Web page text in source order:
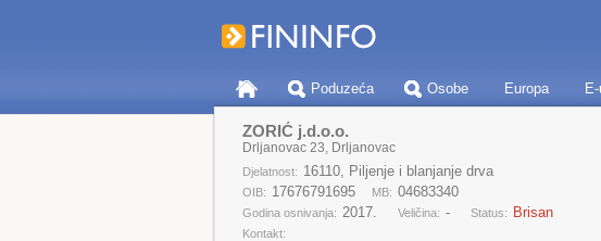
Poduzeća Osobe Europa
ZORIĆ j.d.o.o.
Drljanovac 23, Drljanovac
Djelatnost: 16110, Piljenje i blanjanje drva
OIB: 17676791695 MB: 04683340
Godina osnivanja: 2017. Veličina: - Status: Brisan
Kontakt: